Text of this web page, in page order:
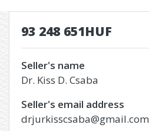
93 248 651HUF
Seller's name
Dr. Kiss D. Csaba
Seller's email address
drjurkisscsaba@gmail.com